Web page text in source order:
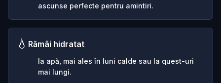
ascunse perfecte pentru amintiri.
💧 Rămâi hidratat
Ia apă, mai ales în luni calde sau la quest-uri
mai lungi.